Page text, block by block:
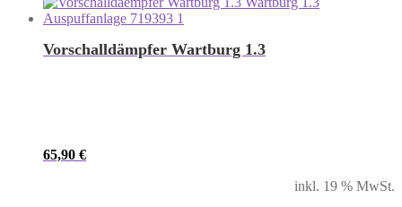
Vorschalldämpfer Wartburg 1.3
65,90 €
inkl. 19 % MwSt.